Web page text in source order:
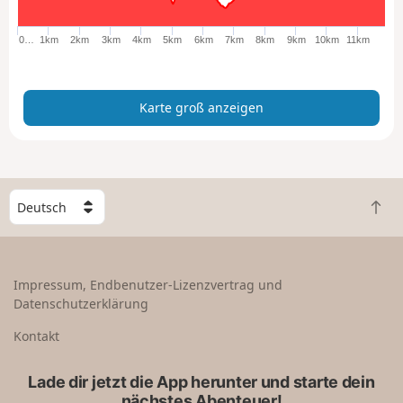
ß
z
i
n
0… 1km 2km 3km 4km 5km 6km 7km 8km 9km 10km 11km
Karte groß anzeigen
W
ä
h
e
n
Z
u
Impressum, Endbenutzer-Lizenzvertrag und
Datenschutzerklärung
Kontakt
Lade dir jetzt die App herunter und starte dein